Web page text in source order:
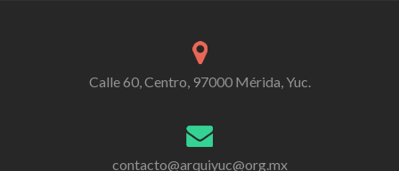
Calle 60, Centro, 97000 Mérida, Yuc.
contacto@arquiyuc@org.mx